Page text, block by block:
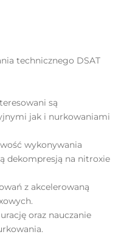
technicznego DSAT
są
jak i nurkowaniami
wykonywania
dekompresją na nitroxie
z akcelerowaną
oraz nauczanie